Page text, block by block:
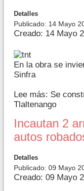
Detalles
Publicado: 14 Mayo
Creado: 14 Mayo
En la obra se
Sinfra
Lee más: Se
Tlaltenango
Incautan 2
autos
Detalles
Publicado: 09 Mayo
Creado: 09 Mayo